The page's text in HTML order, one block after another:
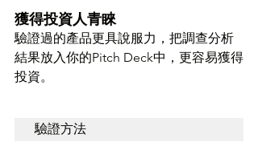
獲得投資人青睞
驗證過的產品更具說服力，把調查分析
結果放入你的Pitch Deck中，更容易獲得
投資。
驗證方法